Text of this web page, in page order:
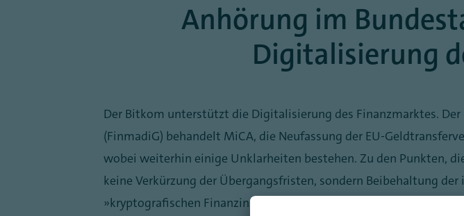
Anhörung im
Digitalisierung
Der Bitkom unterstützt die Digitalisierung des Finanzmarktes.
(FinmadiG) behandelt MiCA, die Neufassung der EU-
wobei weiterhin einige Unklarheiten bestehen. Zu den Punkten,
keine Verkürzung der Übergangsfristen, sondern Beibehaltung
„kryptografischen Finanzinstrumenten". 3. Überprüfung der